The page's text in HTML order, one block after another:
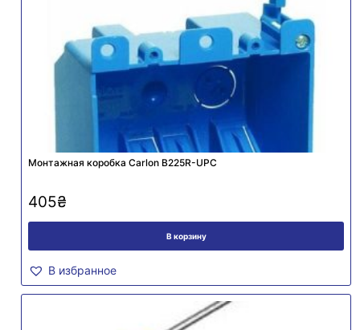
Монтажная коробка Carlon B225R-UPC
405₴
В корзину
В избранное